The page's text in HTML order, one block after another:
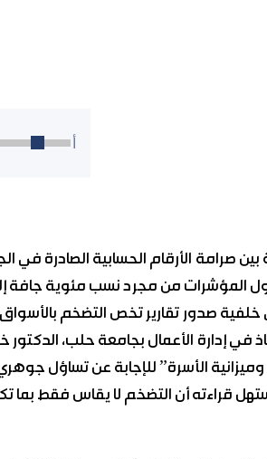
بين صرامة الأرقام الحسابية الصادرة في
المؤشرات من مجرد نسب مئوية جافة
خلفية صدور تقارير تخص التضخم
في إدارة الأعمال بجامعة حلب، الدكتور
وميزانية الأسرة” للإجابة عن تساؤل
أن التضخم لا يقاس فقط بما تكتبه